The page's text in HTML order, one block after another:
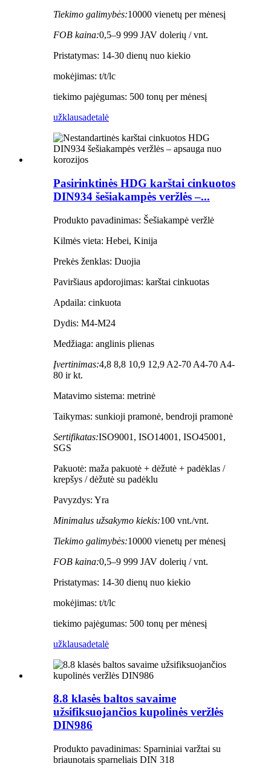
Tiekimo galimybės:10000 vienetų per mėnesį
FOB kaina:0,5–9 999 JAV dolerių / vnt.
Pristatymas: 14-30 dienų nuo kiekio
mokėjimas: t/t/lc
tiekimo pajėgumas: 500 tonų per mėnesį
užklausadetalė
Pasirinktinės HDG karštai cinkuotos
DIN934 šešiakampės veržlės –...
Produkto pavadinimas: Šešiakampė veržlė
Kilmės vieta: Hebei, Kinija
Prekės ženklas: Duojia
Paviršiaus apdorojimas: karštai cinkuotas
Apdaila: cinkuota
Dydis: M4-M24
Medžiaga: anglinis plienas
Įvertinimas:4,8 8,8 10,9 12,9 A2-70 A4-70 A4-
80 ir kt.
Matavimo sistema: metrinė
Taikymas: sunkioji pramonė, bendroji pramonė
Sertifikatas:ISO9001, ISO14001, ISO45001,
SGS
Pakuotė: maža pakuotė + dėžutė + padėklas /
krepšys / dėžutė su padėklu
Pavyzdys: Yra
Minimalus užsakymo kiekis:100 vnt./vnt.
Tiekimo galimybės:10000 vienetų per mėnesį
FOB kaina:0,5–9 999 JAV dolerių / vnt.
Pristatymas: 14-30 dienų nuo kiekio
mokėjimas: t/t/lc
tiekimo pajėgumas: 500 tonų per mėnesį
užklausadetalė
8.8 klasės baltos savaime
užsifiksuojančios kupolinės veržlės
DIN986
Produkto pavadinimas: Sparniniai varžtai su
briaunotais sparneliais DIN 318